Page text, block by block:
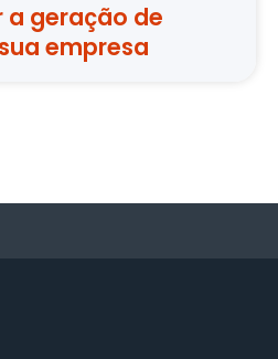
geração de
empresa